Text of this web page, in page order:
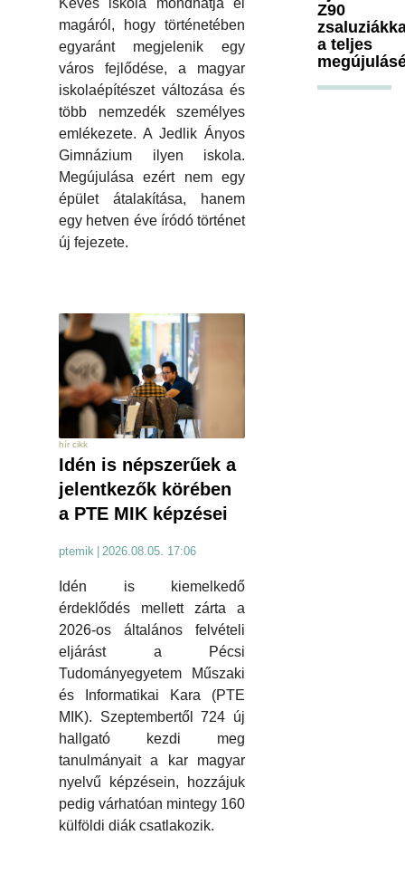
Kevés iskola mondhatja el
magáról, hogy történetében
egyaránt megjelenik egy
város fejlődése, a magyar
iskolaépítészet változása és
több nemzedék személyes
emlékezete. A Jedlik Ányos
Gimnázium ilyen iskola.
Megújulása ezért nem egy
épület átalakítása, hanem
egy hetven éve íródó történet
új fejezete.
hír cikk
Idén is népszerűek a
jelentkezők körében
a PTE MIK képzései
ptemik | 2026.08.05. 17:06
Idén is kiemelkedő
érdeklődés mellett zárta a
2026-os általános felvételi
eljárást a Pécsi
Tudományegyetem Műszaki
és Informatikai Kara (PTE
MIK). Szeptembertől 724 új
hallgató kezdi meg
tanulmányait a kar magyar
nyelvű képzésein, hozzájuk
pedig várhatóan mintegy 160
külföldi diák csatlakozik.
Z90
a teljes